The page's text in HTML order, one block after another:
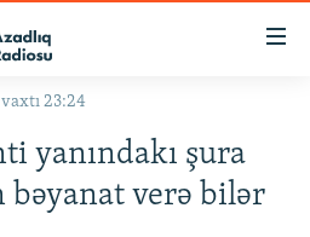
23:24
yanındakı şura
bəyanat verə bilər